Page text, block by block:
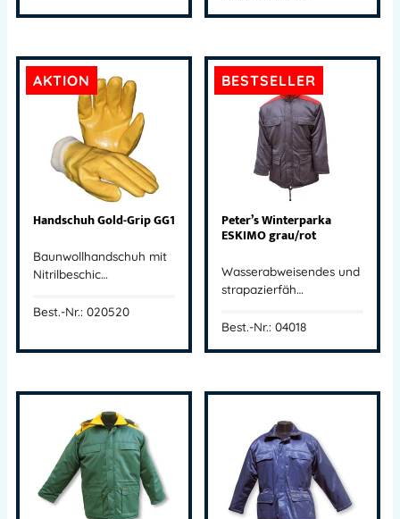
AKTION
Handschuh Gold-Grip GG1
Baunwollhandschuh mit
Nitrilbeschic…
Best.-Nr.: 020520
BESTSELLER
Peter’s Winterparka
ESKIMO grau/rot
Wasserabweisendes und
strapazierfäh…
Best.-Nr.: 04018